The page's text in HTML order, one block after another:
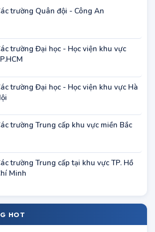
trường Quân đội - Công An
trường Đại học - Học viện khu vực
trường Đại học - Học viện khu vực Hà
trường Trung cấp khu vực miền Bắc
trường Trung cấp tại khu vực TP. Hồ
Minh
HOT